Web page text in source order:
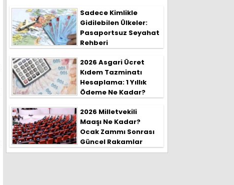
Sadece Kimlikle
Gidilebilen Ülkeler:
Pasaportsuz Seyahat
Rehberi
2026 Asgari Ücret
Kıdem Tazminatı
Hesaplama: 1 Yıllık
Ödeme Ne Kadar?
2026 Milletvekili
Maaşı Ne Kadar?
Ocak Zammı Sonrası
Güncel Rakamlar